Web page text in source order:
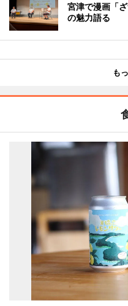
宮津で漫画「
の魅力語る
も